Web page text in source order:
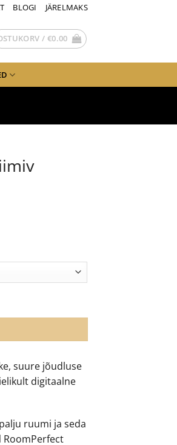
BLOGI JÄRELMAKS
/ €0.00
suure jõudluse
digitaalne
ruumi ja seda